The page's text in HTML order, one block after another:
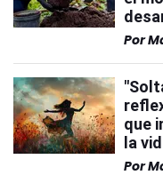
Por
que
la
Por